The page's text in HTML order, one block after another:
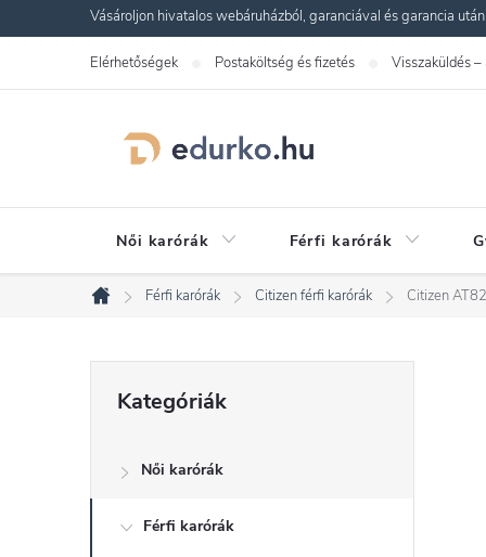
a
Vásároljon hivatalos webáruházból, garanciával és garancia
Elérhetőségek Postaköltség és fizetés Visszaküldés –
Női karórák Férfi karórák
Kezdőlap
Férfi karórák Citizen férfi karórák Citizen
O
d
átugrása
Kategóriák
Női karórák
Férfi karórák